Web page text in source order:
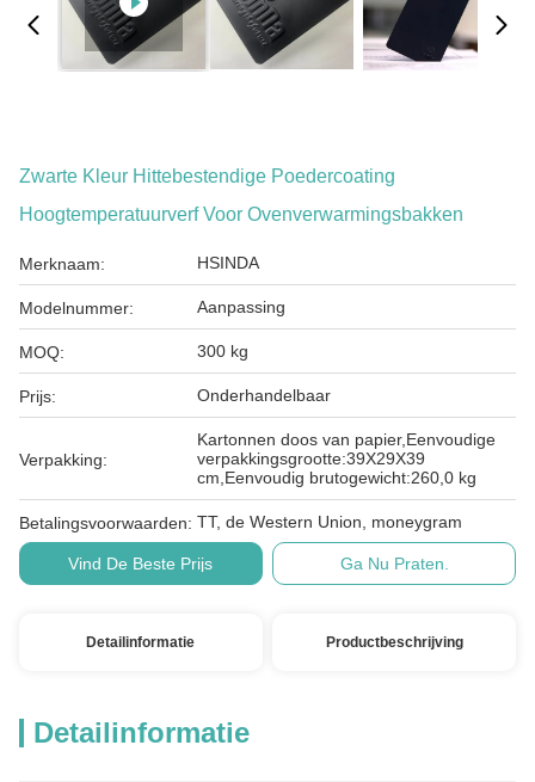
Zwarte Kleur Hittebestendige Poedercoating
Hoogtemperatuurverf Voor Ovenverwarmingsbakken
Merknaam: HSINDA
Modelnummer: Aanpassing
MOQ: 300 kg
Prijs: Onderhandelbaar
Verpakking:
Kartonnen doos van papier,Eenvoudige
verpakkingsgrootte:39X29X39
cm,Eenvoudig brutogewicht:260,0 kg
Betalingsvoorwaarden: TT, de Western Union, moneygram
Vind De Beste Prijs Ga Nu Praten.
Detailinformatie Productbeschrijving
Detailinformatie